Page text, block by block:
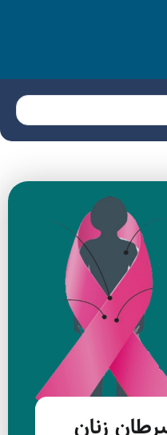
زنان